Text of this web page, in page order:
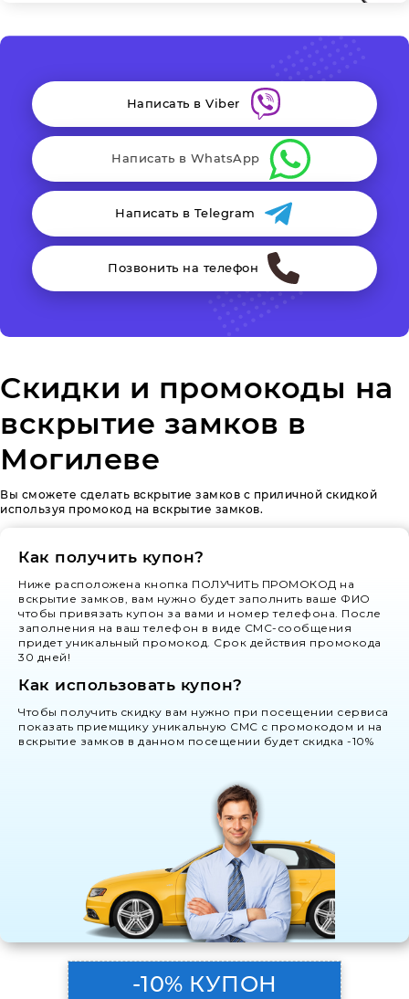
Написать в Viber
Написать в WhatsApp
Написать в Telegram
Позвонить на телефон
Скидки и промокоды на
вскрытие замков в
Могилеве
Вы сможете сделать вскрытие замков с приличной скидкой
используя промокод на вскрытие замков.
Как получить купон?
Ниже расположена кнопка ПОЛУЧИТЬ ПРОМОКОД на
вскрытие замков, вам нужно будет заполнить ваше ФИО
чтобы привязать купон за вами и номер телефона. После
заполнения на ваш телефон в виде СМС-сообщения
придет уникальный промокод. Срок действия промокода
30 дней!
Как использовать купон?
Чтобы получить скидку вам нужно при посещении сервиса
показать приемщику уникальную СМС с промокодом и на
вскрытие замков в данном посещении будет скидка -10%
-10% КУПОН